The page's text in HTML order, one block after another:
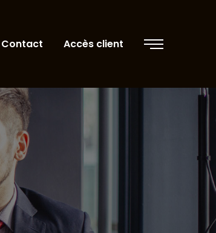
Contact Accès client